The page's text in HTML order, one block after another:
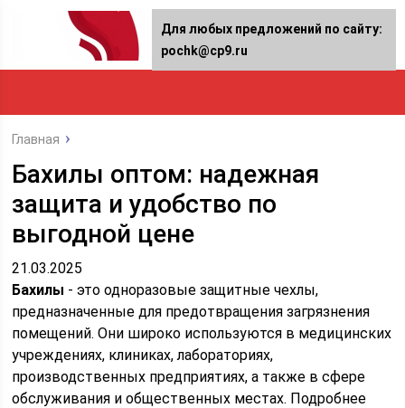
Главная
Бахилы оптом: надежная
защита и удобство по
выгодной цене
21.03.2025
Бахилы - это одноразовые защитные чехлы,
предназначенные для предотвращения загрязнения
помещений. Они широко используются в медицинских
учреждениях, клиниках, лабораториях,
производственных предприятиях, а также в сфере
обслуживания и общественных местах. Подробнее
Для любых предложений по сайту:
pochk@cp9.ru